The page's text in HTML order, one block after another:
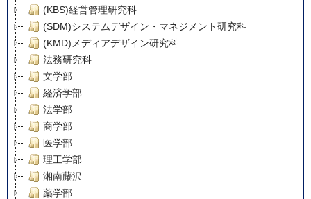
(KBS)経営管理研究科
(SDM)システムデザイン・マネジメント研究科
(KMD)メディアデザイン研究科
法務研究科
文学部
経済学部
法学部
商学部
医学部
理工学部
湘南藤沢
薬学部